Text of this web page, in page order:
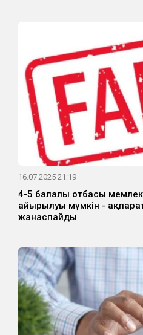
16.07.2025 21:19
4-5 балалы отбасы
айырылуы мүмкін -
жанаспайды